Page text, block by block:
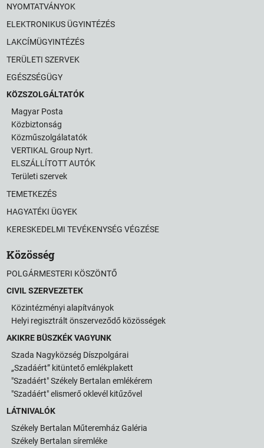
NYOMTATVÁNYOK
ELEKTRONIKUS ÜGYINTÉZÉS
LAKCÍMÜGYINTÉZÉS
TERÜLETI SZERVEK
EGÉSZSÉGÜGY
KÖZSZOLGÁLTATÓK
Magyar Posta
Közbiztonság
Közműszolgálatatók
VERTIKAL Group Nyrt.
ELSZÁLLÍTOTT AUTÓK
Területi szervek
TEMETKEZÉS
HAGYATÉKI ÜGYEK
KERESKEDELMI TEVÉKENYSÉG VÉGZÉSE
Közösség
POLGÁRMESTERI KÖSZÖNTŐ
CIVIL SZERVEZETEK
Közintézményi alapítványok
Helyi regisztrált önszerveződő közösségek
AKIKRE BÜSZKÉK VAGYUNK
Szada Nagyközség Díszpolgárai
„Szadáért” kitüntető emlékplakett
"Szadáért" Székely Bertalan emlékérem
"Szadáért" elismerő oklevél kitűzővel
LÁTNIVALÓK
Székely Bertalan Műteremház Galéria
Székely Bertalan síremléke